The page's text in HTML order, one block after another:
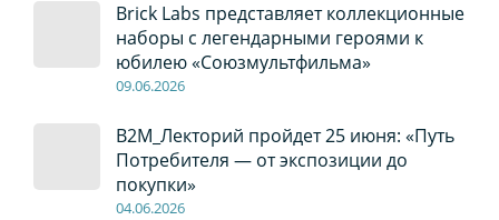
Brick Labs представляет коллекционные
наборы с легендарными героями к
юбилею «Союзмультфильма»
09.06.2026
B2M_Лекторий пройдет 25 июня: «Путь
Потребителя — от экспозиции до
покупки»
04.06.2026